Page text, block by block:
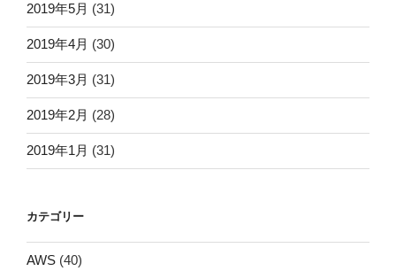
2019年5月 (31)
2019年4月 (30)
2019年3月 (31)
2019年2月 (28)
2019年1月 (31)
カテゴリー
AWS (40)